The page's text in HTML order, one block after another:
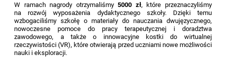
W ramach nagrody otrzymaliśmy 5000 zł, które przeznaczyliśmy
na rozwój wyposażenia dydaktycznego szkoły. Dzięki temu
wzbogaciliśmy szkołę o materiały do nauczania dwujęzycznego,
nowoczesne pomoce do pracy terapeutycznej i doradztwa
zawodowego, a także o innowacyjne kostki do wirtualnej
rzeczywistości (VR), które otwierają przed uczniami nowe możliwości
nauki i eksploracji.